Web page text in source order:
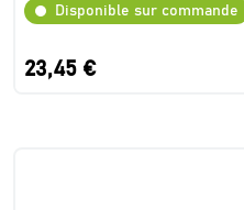
Disponible sur commande
23,45 €